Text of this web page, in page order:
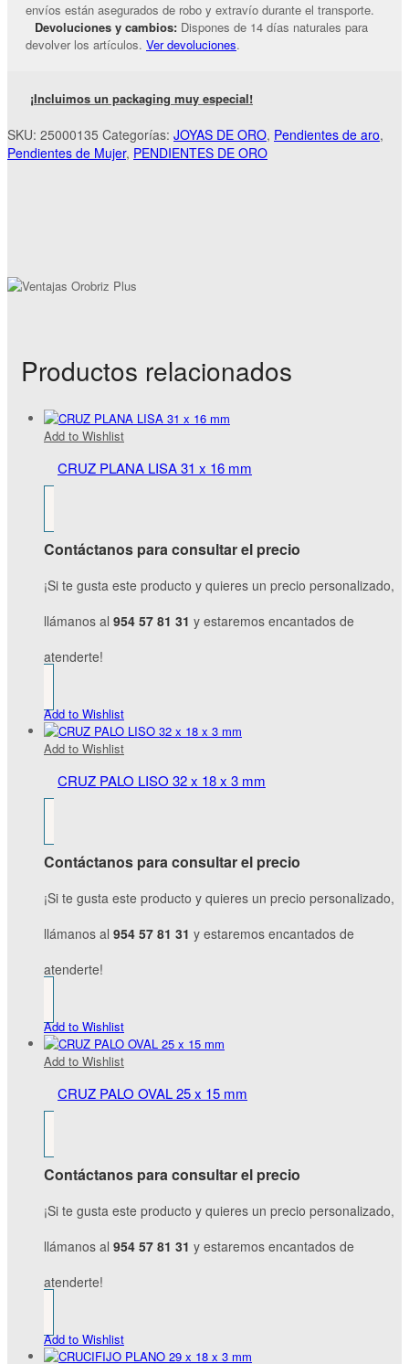
envíos están asegurados de robo y extravío durante el transporte.
Devoluciones y cambios: Dispones de 14 días naturales para
devolver los artículos. Ver devoluciones.
¡Incluimos un packaging muy especial!
SKU: 25000135 Categorías: JOYAS DE ORO, Pendientes de aro,
Pendientes de Mujer, PENDIENTES DE ORO
Productos relacionados
Add to Wishlist
CRUZ PLANA LISA 31 x 16 mm
Contáctanos para consultar el precio
¡Si te gusta este producto y quieres un precio personalizado,
llámanos al 954 57 81 31 y estaremos encantados de
atenderte!
Add to Wishlist
Add to Wishlist
CRUZ PALO LISO 32 x 18 x 3 mm
Contáctanos para consultar el precio
¡Si te gusta este producto y quieres un precio personalizado,
llámanos al 954 57 81 31 y estaremos encantados de
atenderte!
Add to Wishlist
Add to Wishlist
CRUZ PALO OVAL 25 x 15 mm
Contáctanos para consultar el precio
¡Si te gusta este producto y quieres un precio personalizado,
llámanos al 954 57 81 31 y estaremos encantados de
atenderte!
Add to Wishlist